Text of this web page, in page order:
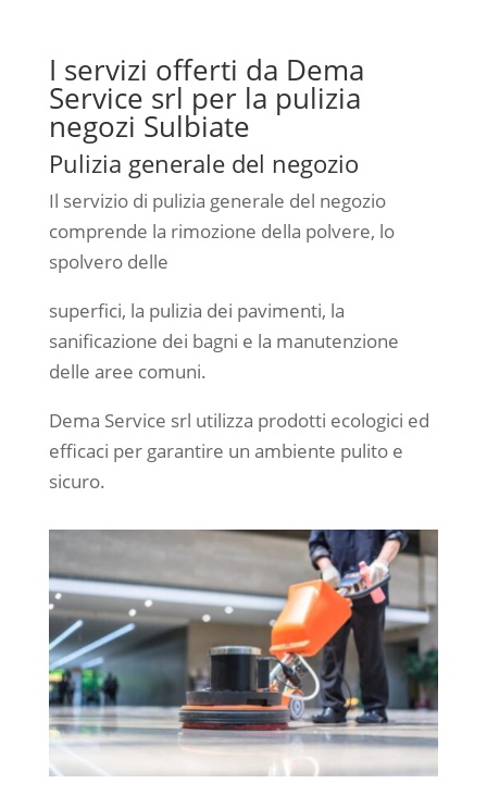
I servizi offerti da Dema
Service srl per la pulizia
negozi Sulbiate
Pulizia generale del negozio
Il servizio di pulizia generale del negozio
comprende la rimozione della polvere, lo
spolvero delle
superfici, la pulizia dei pavimenti, la
sanificazione dei bagni e la manutenzione
delle aree comuni.
Dema Service srl utilizza prodotti ecologici ed
efficaci per garantire un ambiente pulito e
sicuro.